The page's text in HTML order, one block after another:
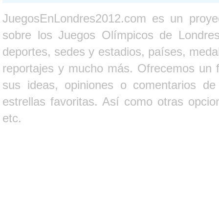
JuegosEnLondres2012.com es un
sobre los Juegos Olímpicos de
deportes, sedes y estadios, países,
reportajes y mucho más. Ofrecemos un
sus ideas, opiniones o comentarios
estrellas favoritas. Así como otras
etc.